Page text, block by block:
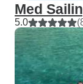
Med
5.0